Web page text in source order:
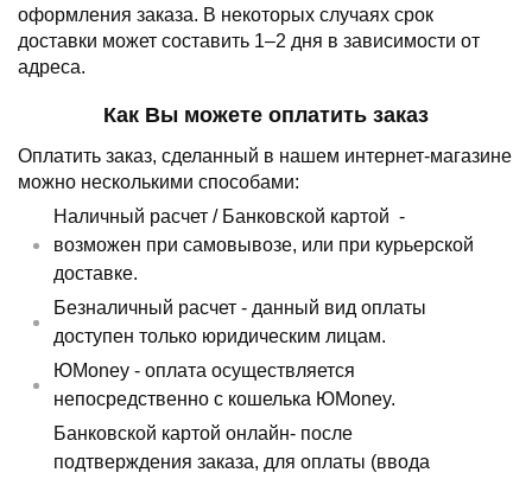
оформления заказа. В некоторых случаях срок
доставки может составить 1–2 дня в зависимости от
адреса.
Как Вы можете оплатить заказ
Оплатить заказ, сделанный в нашем интернет-магазине
можно несколькими способами:
Наличный расчет / Банковской картой -
возможен при самовывозе, или при курьерской
доставке.
Безналичный расчет - данный вид оплаты
доступен только юридическим лицам.
ЮMoney - оплата осуществляется
непосредственно с кошелька ЮMoney.
Банковской картой онлайн- после
подтверждения заказа, для оплаты (ввода